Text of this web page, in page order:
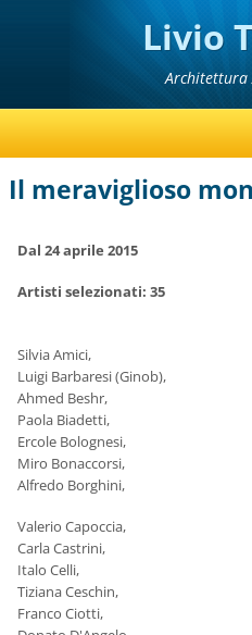
Livio
Architettura
Il meraviglioso
Dal 24 aprile 2015
Artisti selezionati: 35
Silvia Amici,
Luigi Barbaresi (Ginob),
Ahmed Beshr,
Paola Biadetti,
Ercole Bolognesi,
Miro Bonaccorsi,
Alfredo Borghini,
Valerio Capoccia,
Carla Castrini,
Italo Celli,
Tiziana Ceschin,
Franco Ciotti,